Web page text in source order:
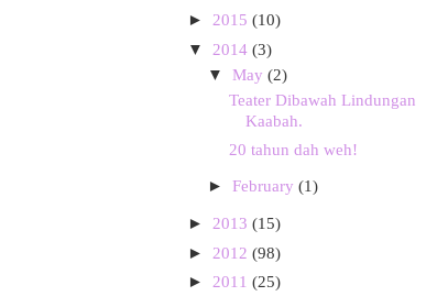
► 2015 (10)
▼ 2014 (3)
▼ May (2)
Teater Dibawah Lindungan
Kaabah.
20 tahun dah weh!
► February (1)
► 2013 (15)
► 2012 (98)
► 2011 (25)